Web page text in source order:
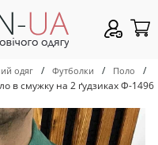
одяг / Футболки / Поло
/
в смужку на 2 ґудзиках Ф-1496